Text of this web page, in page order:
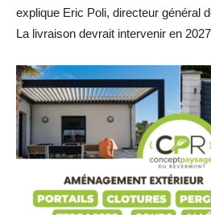
explique Eric Poli, directeur général
La livraison devrait intervenir en